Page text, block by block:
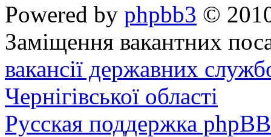
Powered by phpbb3 ©
Заміщення вакантних
вакансії державних
Чернігівської області
Русская поддержка phpBB